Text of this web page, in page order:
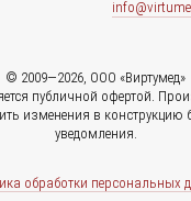
© 2009—2026, ООО «Виртумед»
публичной офертой.
изменения в конструкцию
уведомления.
обработки персональных